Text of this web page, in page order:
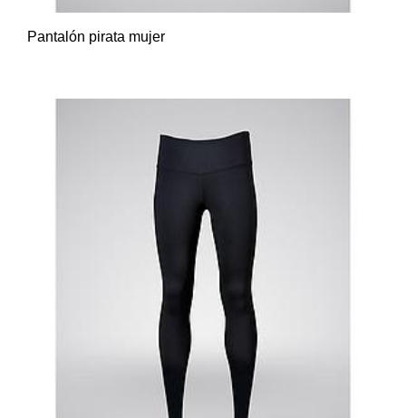
Pantalón pirata mujer